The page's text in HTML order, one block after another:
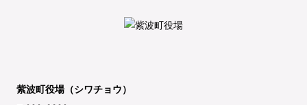
紫波町役場（シワチョウ）